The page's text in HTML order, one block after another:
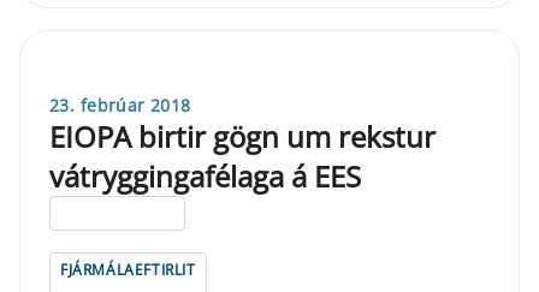
23. febrúar 2018
EIOPA birtir gögn um rekstur
vátryggingafélaga á EES
FJÁRMÁLAEFTIRLIT